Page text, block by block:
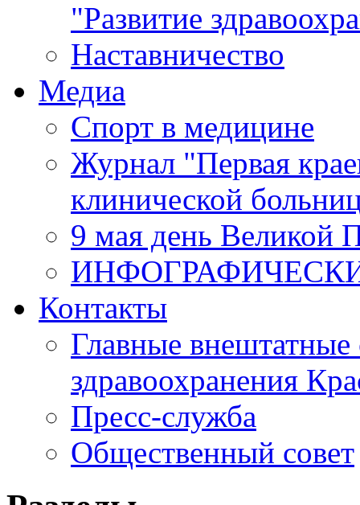
"Развитие
Наставничество
Медиа
Спорт в медицине
Журнал "Первая
клинической
9 мая день Великой
Контакты
Главные внештатные
здравоохранения
Пресс-служба
Общественный совет